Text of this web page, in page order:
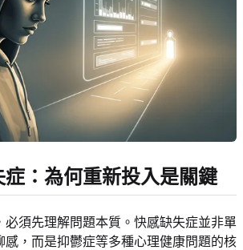
：為何重新投入是關鍵
必須先理解問題本質。快感缺失症並非單
感，而是抑鬱症等多種心理健康問題的核